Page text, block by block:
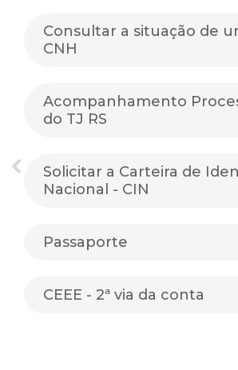
Consultar a situação de
CNH
Acompanhamento
do TJ RS
Solicitar a Carteira de
Nacional - CIN
Passaporte
CEEE - 2ª via da conta